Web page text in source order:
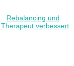
Rebalancing und
verbessert